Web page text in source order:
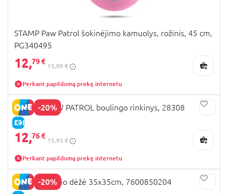
STAMP Paw Patrol šokinėjimo kamuolys, rožinis, 45 cm,
PG340495
12,79 €
15,99 €
Perkant papildomą prekę internetu
-20%
E-KAINA
MONDO PAW PATROL boulingo rinkinys, 28308
12,76 €
15,95 €
Perkant papildomą prekę internetu
-20%
SMOBY smėlio dėžė 35x35cm, 7600850204